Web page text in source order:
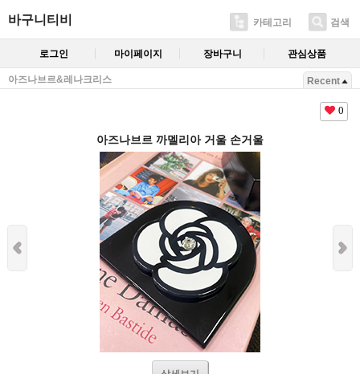
바구니티비 카테고리 검색
로그인 마이페이지 장바구니 관심상품
아즈나브르&레나크리스 Recent
0
아즈나브르 까멜리아 거울 손거울